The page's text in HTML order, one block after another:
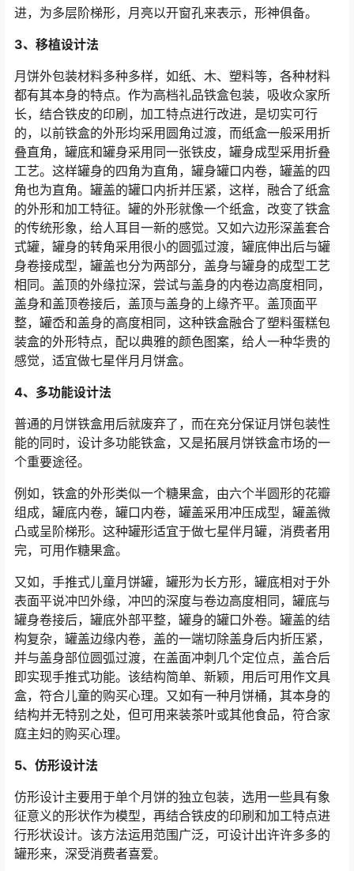
进，为多层阶梯形，月亮以开窗孔来表示，形神俱备。
3、移植设计法
月饼外包装材料多种多样，如纸、木、塑料等，各种材料
都有其本身的特点。作为高档礼品铁盒包装，吸收众家所
长，结合铁皮的印刷，加工特点进行改进，是切实可行
的，以前铁盒的外形均采用圆角过渡，而纸盒一般采用折
叠直角，罐底和罐身采用同一张铁皮，罐身成型采用折叠
工艺。这样罐身的四角为直角，罐身罐口内卷，罐盖的四
角也为直角。罐盖的罐口内折并压紧，这样，融合了纸盒
的外形和加工特征。罐的外形就像一个纸盒，改变了铁盒
的传统形象，给人耳目一新的感觉。又如六边形深盖套合
式罐，罐身的转角采用很小的圆弧过渡，罐底伸出后与罐
身卷接成型，罐盖也分为两部分，盖身与罐身的成型工艺
相同。盖顶的外缘拉深，尝试与盖身的内卷边高度相同，
盖身和盖顶卷接后，盖顶与盖身的上缘齐平。盖顶面平
整，罐岙和盖身的高度相同，这种铁盒融合了塑料蛋糕包
装盒的外形特点，配以典雅的颜色图案，给人一种华贵的
感觉，适宜做七星伴月月饼盒。
4、多功能设计法
普通的月饼铁盒用后就废弃了，而在充分保证月饼包装性
能的同时，设计多功能铁盒，又是拓展月饼铁盒市场的一
个重要途径。
例如，铁盒的外形类似一个糖果盒，由六个半圆形的花瓣
组成，罐底内卷，罐口内卷，罐盖采用冲压成型，罐盖微
凸或呈阶梯形。这种罐形适宜于做七星伴月罐，消费者用
完，可用作糖果盒。
又如，手推式儿童月饼罐，罐形为长方形，罐底相对于外
表面平说冲凹外缘，冲凹的深度与卷边高度相同，罐底与
罐身卷接后，罐底外部平整，罐身的罐口外卷。罐盖的结
构复杂，罐盖边缘内卷，盖的一端切除盖身后内折压紧，
并与盖身部位圆弧过渡，在盖面冲刺几个定位点，盖合后
即实现手推式功能。该结构简单、新颖，用后可用作文具
盒，符合儿童的购买心理。又如有一种月饼桶，其本身的
结构并无特别之处，但可用来装茶叶或其他食品，符合家
庭主妇的购买心理。
5、仿形设计法
仿形设计主要用于单个月饼的独立包装，选用一些具有象
征意义的形状作为模型，再结合铁皮的印刷和加工特点进
行形状设计。该方法运用范围广泛，可设计出许许多多的
罐形来，深受消费者喜爱。